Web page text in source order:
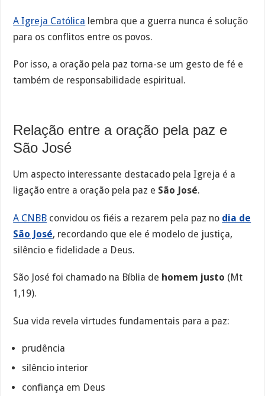
A Igreja Católica lembra que a guerra nunca é solução
para os conflitos entre os povos.
Por isso, a oração pela paz torna-se um gesto de fé e
também de responsabilidade espiritual.
Relação entre a oração pela paz e
São José
Um aspecto interessante destacado pela Igreja é a
ligação entre a oração pela paz e São José.
A CNBB convidou os fiéis a rezarem pela paz no dia de
São José, recordando que ele é modelo de justiça,
silêncio e fidelidade a Deus.
São José foi chamado na Bíblia de homem justo (Mt
1,19).
Sua vida revela virtudes fundamentais para a paz:
prudência
silêncio interior
confiança em Deus